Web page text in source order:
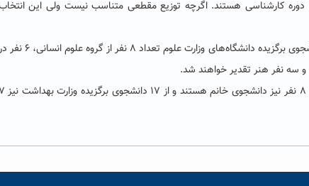
و ۵ نفر نیز از دانشجویان دوره کارشناسی هستند. اگرچه توزیع مقطعی متناسب نیست ولی این
رئیس سازمان امور دانشجویان وزارت علوم خاطرنشان کرد: از ۲۷ دانشجوی برگزیده دانشگاه‌های وزارت علوم تعداد ۸ نفر از
به گفته وی، از ۲۷ دانشجوی برگزیده وزارت علوم، تعداد ۱۹ نفر